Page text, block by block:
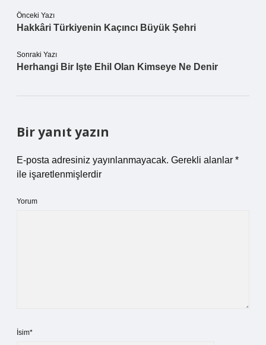
Önceki Yazı
Hakkâri Türkiyenin Kaçıncı Büyük Şehri
Sonraki Yazı
Herhangi Bir Işte Ehil Olan Kimseye Ne Denir
Bir yanıt yazın
E-posta adresiniz yayınlanmayacak. Gerekli alanlar *
ile işaretlenmişlerdir
Yorum
İsim*